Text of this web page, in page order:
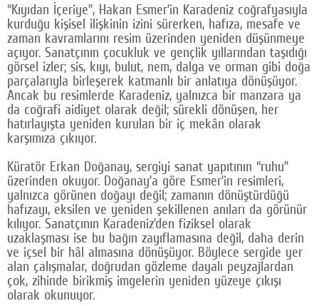
“Kıyıdan İçeriye”, Hakan Esmer’in Karadeniz coğrafyasıyla
kurduğu kişisel ilişkinin izini sürerken, hafıza, mesafe ve
zaman kavramlarını resim üzerinden yeniden düşünmeye
açıyor. Sanatçının çocukluk ve gençlik yıllarından taşıdığı
görsel izler; sis, kıyı, bulut, nem, dalga ve orman gibi doğa
parçalarıyla birleşerek katmanlı bir anlatıya dönüşüyor.
Ancak bu resimlerde Karadeniz, yalnızca bir manzara ya
da coğrafi aidiyet olarak değil; sürekli dönüşen, her
hatırlayışta yeniden kurulan bir iç mekân olarak
karşımıza çıkıyor.
Küratör Erkan Doğanay, sergiyi sanat yapıtının “ruhu”
üzerinden okuyor. Doğanay’a göre Esmer’in resimleri,
yalnızca görünen doğayı değil; zamanın dönüştürdüğü
hafızayı, eksilen ve yeniden şekillenen anıları da görünür
kılıyor. Sanatçının Karadeniz’den fiziksel olarak
uzaklaşması ise bu bağın zayıflamasına değil, daha derin
ve içsel bir hâl almasına dönüşüyor. Böylece sergide yer
alan çalışmalar, doğrudan gözleme dayalı peyzajlardan
çok, zihinde birikmiş imgelerin yeniden yüzeye çıkışı
olarak okunuyor.